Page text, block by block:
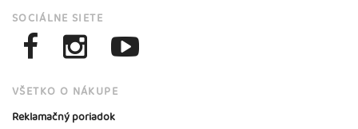
SOCIÁLNE SIETE
VŠETKO O NÁKUPE
Reklamačný poriadok